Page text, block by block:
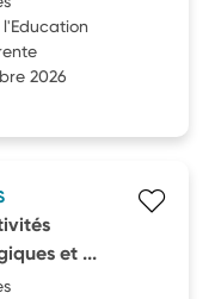
2026
et ...